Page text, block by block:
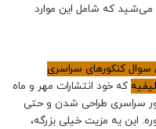
می‌شید که شامل این موارد
که خود انتشارات مهر و ماه
سراسری طراحی شدن و حتی
این یه مزیت خیلی بزرگه،